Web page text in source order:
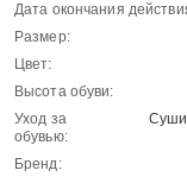
Дата окончания
Размер:
Цвет:
Высота обуви:
Уход за
обувью:
Бренд: